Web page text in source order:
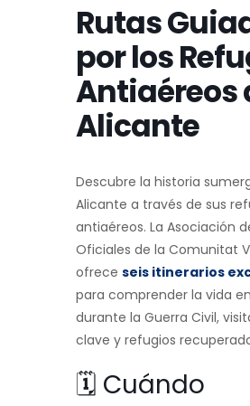
Rutas
por los
Antiaéreos
Alicante
Descubre la historia
Alicante a través de sus
antiaéreos. La Asociación
Oficiales de la Comunitat
ofrece seis itinerarios
para comprender la vida
durante la Guerra Civil,
clave y refugios
🗓️ Cuándo